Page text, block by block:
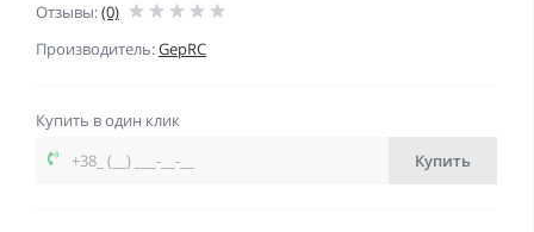
Отзывы:(0)
Производитель:GepRC
Купить в один клик
Купить